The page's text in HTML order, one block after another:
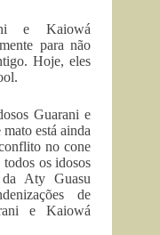
e Kaiowá
para não
Hoje, eles
Guarani e
está ainda
no cone
os idosos
Aty Guasu
de
e Kaiowá